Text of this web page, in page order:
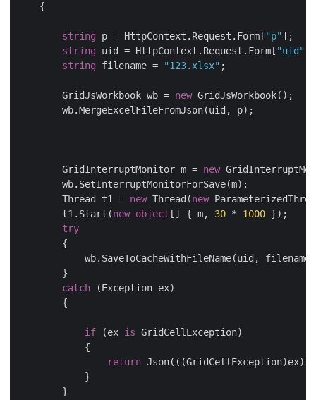
    {
string p = HttpContext.Request.Form[ "p" ];
string uid = HttpContext.Request.Form[ "uid"
string filename = "123.xlsx" ;
        GridJsWorkbook wb =
new GridJsWorkbook();
        wb.MergeExcelFileFromJson(uid, p);
        GridInterruptMonitor m =
new
        wb.SetInterruptMonitorForSave(m);
        Thread t1 =
new Thread(new
        t1.Start(
new object [] { m, 30 * 1000 });
try
        {
wb.SaveToCacheWithFileName(uid,
        }
catch (Exception ex)
        {
if (ex is GridCellException)
            {
return
            }
        }